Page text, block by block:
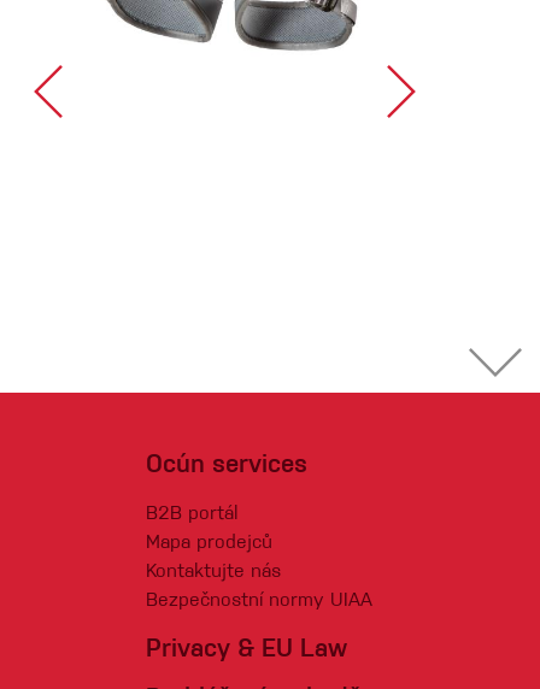
Ocún services
B2B portál
Mapa prodejců
Kontaktujte nás
Bezpečnostní normy UIAA
Privacy & EU Law